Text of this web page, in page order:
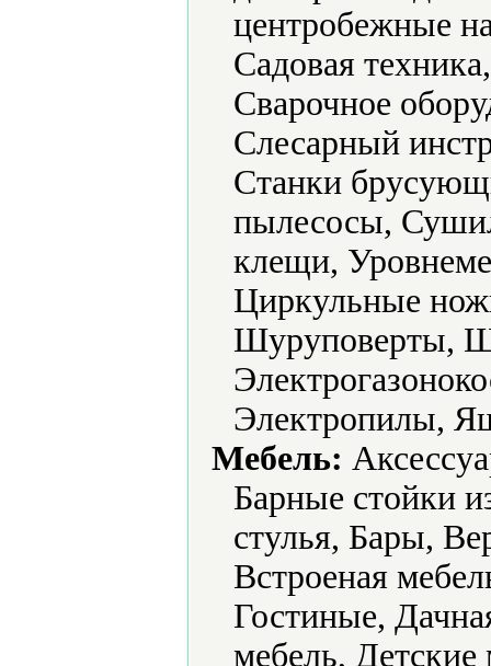
центробежные
Садовая
Сварочное
Слесарный
Станки
пылесосы,
клещи,
Циркульные
Шуруповерты,
Электропилы,
Мебель:
Барные стойки
стулья, Бары,
Встроеная
Гостиные,
мебель, Детские